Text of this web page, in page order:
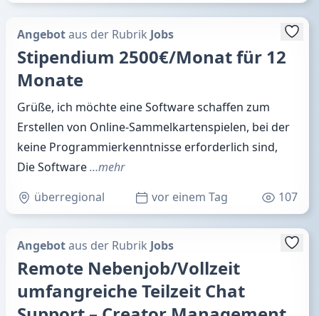
Angebotaus der Rubrik Jobs
Stipendium 2500€/Monat für 12
Monate
Grüße, ich möchte eine Software schaffen zum
Erstellen von Online-Sammelkartenspielen, bei der
keine Programmierkenntnisse erforderlich sind,
Die Software…mehr
überregional
vor einem Tag 107
Angebotaus der Rubrik Jobs
Remote Nebenjob/Vollzeit
umfangreiche Teilzeit Chat